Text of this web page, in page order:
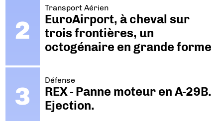
Transport Aérien
EuroAirport, à cheval sur
trois frontières, un
octogénaire en grande forme
Défense
REX - Panne moteur en A-29B.
Ejection.